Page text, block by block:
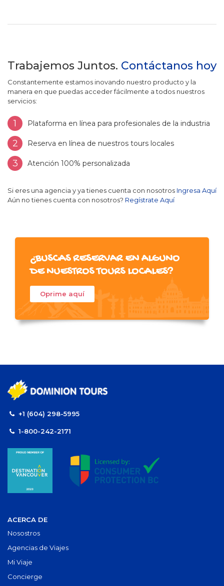
Trabajemos Juntos. Contáctanos hoy
Constantemente estamos inovando nuestro producto y la
manera en que puedas acceder fácilmente a todos nuestros
servicios:
1 Plataforma en línea para profesionales de la industria
2 Reserva en línea de nuestros tours locales
3 Atención 100% personalizada
Si eres una agencia y ya tienes cuenta con nosotros Ingresa Aquí
Aún no tienes cuenta con nosotros? Regístrate Aquí
¿BUSCAS RESERVAR EN ALGUNO
DE NUESTROS TOURS LOCALES?
Oprime aquí
+1 (604) 298-5995
1-800-242-2171
ACERCA DE
Nosostros
Agencias de Viajes
Mi Viaje
Concierge